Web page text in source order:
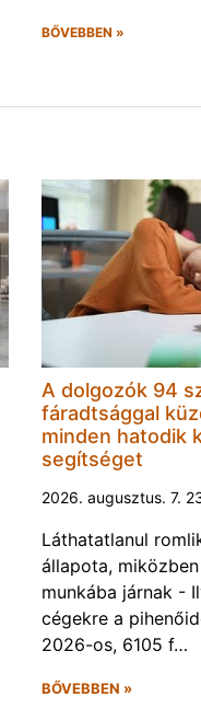
BŐVEBBEN »
A dolgozók 94
fáradtsággal
minden hatodik
segítséget
2026. augusztus. 7.
Láthatatlanul
állapota,
munkába járnak -
cégekre a
2026-os, 6105 f…
BŐVEBBEN »